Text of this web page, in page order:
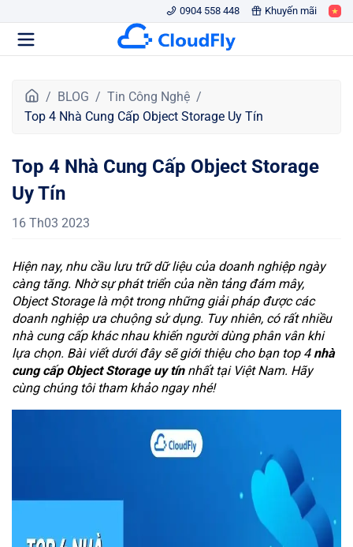
0904 558 448 Khuyến mãi
r
g
c
h
ủ
BLOG
Tin Công Nghệ
Top 4 Nhà Cung Cấp Object Storage Uy Tín
Top 4 Nhà Cung Cấp Object Storage
Uy Tín
16 Th03 2023
Hiện nay, nhu cầu lưu trữ dữ liệu của doanh nghiệp ngày
càng tăng. Nhờ sự phát triển của nền tảng đám mây,
Object Storage là một trong những giải pháp được các
doanh nghiệp ưa chuộng sử dụng. Tuy nhiên, có rất nhiều
nhà cung cấp khác nhau khiến người dùng phân vân khi
lựa chọn. Bài viết dưới đây sẽ giới thiệu cho bạn top 4 nhà
cung cấp Object Storage uy tínnhất tại Việt Nam. Hãy
cùng chúng tôi tham khảo ngay nhé!